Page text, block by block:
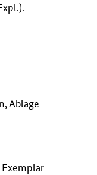
Ablage